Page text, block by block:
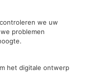
we uw
problemen
het digitale ontwerp